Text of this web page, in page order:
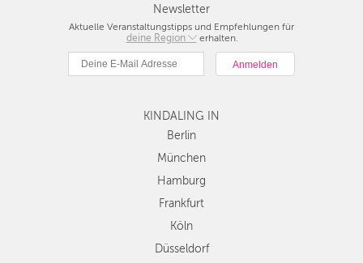
Newsletter
Aktuelle Veranstaltungstipps und Empfehlungen für
deine Region
Berlin
München
Hamburg
Köln
Düsseldorf
Stuttgart
Essen
Dresden
Nürnberg
erhalten.
KINDALING IN
Berlin
München
Hamburg
Frankfurt
Köln
Düsseldorf